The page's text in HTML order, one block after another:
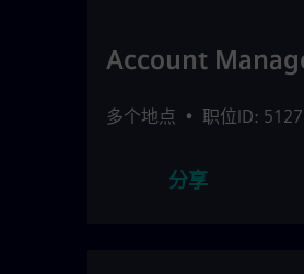
Account
多个地点 • 职位ID:
分享